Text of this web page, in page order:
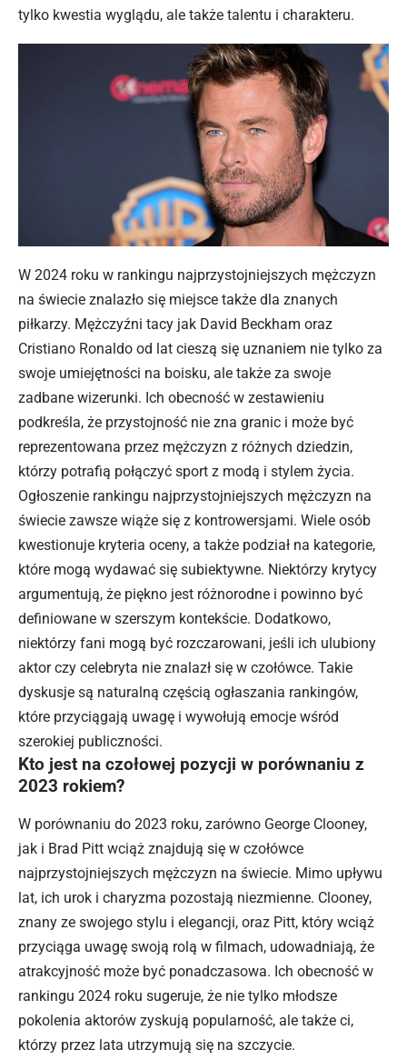
tylko kwestia wyglądu, ale także talentu i charakteru.
W 2024 roku w rankingu najprzystojniejszych mężczyzn
na świecie znalazło się miejsce także dla znanych
piłkarzy. Mężczyźni tacy jak David Beckham oraz
Cristiano Ronaldo od lat cieszą się uznaniem nie tylko za
swoje umiejętności na boisku, ale także za swoje
zadbane wizerunki. Ich obecność w zestawieniu
podkreśla, że przystojność nie zna granic i może być
reprezentowana przez mężczyzn z różnych dziedzin,
którzy potrafią połączyć sport z modą i stylem życia.
Ogłoszenie rankingu najprzystojniejszych mężczyzn na
świecie zawsze wiąże się z kontrowersjami. Wiele osób
kwestionuje kryteria oceny, a także podział na kategorie,
które mogą wydawać się subiektywne. Niektórzy krytycy
argumentują, że piękno jest różnorodne i powinno być
definiowane w szerszym kontekście. Dodatkowo,
niektórzy fani mogą być rozczarowani, jeśli ich ulubiony
aktor czy celebryta nie znalazł się w czołówce. Takie
dyskusje są naturalną częścią ogłaszania rankingów,
które przyciągają uwagę i wywołują emocje wśród
szerokiej publiczności.
Kto jest na czołowej pozycji w porównaniu z
2023 rokiem?
W porównaniu do 2023 roku, zarówno George Clooney,
jak i Brad Pitt wciąż znajdują się w czołówce
najprzystojniejszych mężczyzn na świecie. Mimo upływu
lat, ich urok i charyzma pozostają niezmienne. Clooney,
znany ze swojego stylu i elegancji, oraz Pitt, który wciąż
przyciąga uwagę swoją rolą w filmach, udowadniają, że
atrakcyjność może być ponadczasowa. Ich obecność w
rankingu 2024 roku sugeruje, że nie tylko młodsze
pokolenia aktorów zyskują popularność, ale także ci,
którzy przez lata utrzymują się na szczycie.